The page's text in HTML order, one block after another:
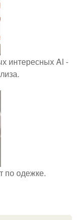
интересных AI -
по одежке.